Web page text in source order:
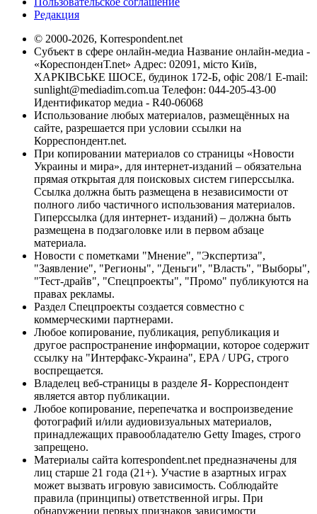
Редакция
© 2000-2026, Korrespondent.net
Субъект в сфере онлайн-медиа Название онлайн-медиа -
«КореспонденТ.net» Адрес: 02091, місто Київ,
ХАРКІВСЬКЕ ШОСЕ, будинок 172-Б, офіс 208/1 E-mail:
sunlight@mediadim.com.ua Телефон: 044-205-43-00
Идентификатор медиа - R40-06068
Использование любых материалов, размещённых на
сайте, разрешается при условии ссылки на
Корреспондент.net.
При копировании материалов со страницы «Новости
Украины и мира», для интернет-изданий – обязательна
прямая открытая для поисковых систем гиперссылка.
Ссылка должна быть размещена в независимости от
полного либо частичного использования материалов.
Гиперссылка (для интернет- изданий) – должна быть
размещена в подзаголовке или в первом абзаце
материала.
Новости с пометками "Мнение", "Экспертиза",
"Заявление", "Регионы", "Деньги", "Власть", "Выборы",
"Тест-драйв", "Спецпроекты", "Промо" публикуются на
правах рекламы.
Раздел Спецпроекты создается совместно с
коммерческими партнерами.
Любое копирование, публикация, републикация и
другое распространение информации, которое содержит
ссылку на "Интерфакс-Украина", EPA / UPG, строго
воспрещается.
Владелец веб-страницы в разделе Я- Корреспондент
является автор публикации.
Любое копирование, перепечатка и воспроизведение
фотографий и/или аудиовизуальных материалов,
принадлежащих правообладателю Getty Images, строго
запрещено.
Материалы сайта korrespondent.net предназначены для
лиц старше 21 года (21+). Участие в азартных играх
может вызвать игровую зависимость. Соблюдайте
правила (принципы) ответственной игры. При
обнаружении первых признаков зависимости